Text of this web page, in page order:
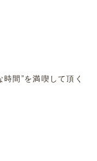
間”を満喫して頂く